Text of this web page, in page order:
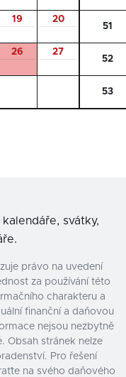
19 20
51
26 27
52
53
svátky,
právo na uvedení
za používání této
charakteru a
finanční a daňovou
nejsou nezbytně
Obsah stránek nelze
Pro řešení
na svého daňového